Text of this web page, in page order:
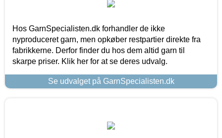
Hos GarnSpecialisten.dk forhandler de ikke
nyproduceret garn, men opkøber restpartier direkte fra
fabrikkerne. Derfor finder du hos dem altid garn til
skarpe priser. Klik her for at se deres udvalg.
Se udvalget på GarnSpecialisten.dk